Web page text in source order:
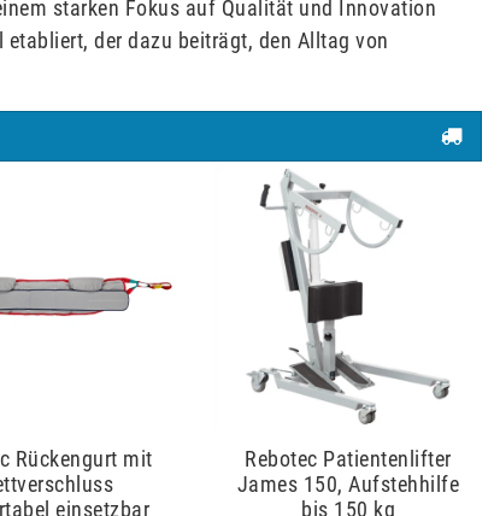
starken Fokus auf Qualität und Innovation
der dazu beiträgt, den Alltag von
Rückengurt mit
einsetzbar
Rebotec Patientenlifter
James 150, Aufstehhilfe
bis 150 kg